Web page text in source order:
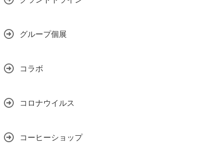
グループ個展
コラボ
コロナウイルス
コーヒーショップ